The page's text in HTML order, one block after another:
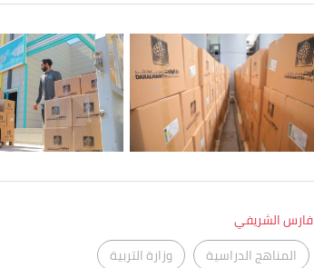
فارس الشريفي
المناهج الدراسية وزارة التربية